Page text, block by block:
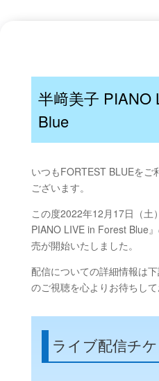
半﨑美子 PIANO
Blue
いつもFORTEST BLUEをご
ございます。
この度2022年12月17日（土
PIANO LIVE in Forest Blue
売が開始いたしました。
配信についての詳細情報は
のご視聴を心よりお待ちして
ライブ配信チ